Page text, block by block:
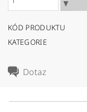
KÓD PRODUKTU
KATEGORIE
Dotaz